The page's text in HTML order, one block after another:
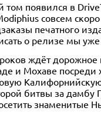
12+
Dungeons &
12 отзывов
4 990 ₽
том появился в
совсем
печатного
о релизе мы
ждёт дорожное
и Мохаве посреди
битвы за дамбу
знаменитые